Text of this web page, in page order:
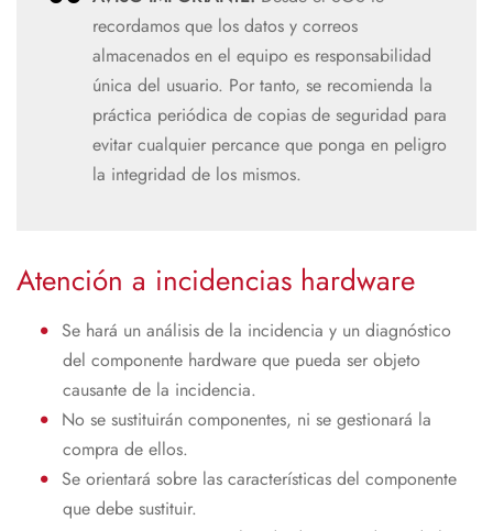
recordamos que los datos y correos
almacenados en el equipo es responsabilidad
única del usuario. Por tanto, se recomienda la
práctica periódica de copias de seguridad para
evitar cualquier percance que ponga en peligro
la integridad de los mismos.
Atención a incidencias hardware
Se hará un análisis de la incidencia y un diagnóstico
del componente hardware que pueda ser objeto
causante de la incidencia.
No se sustituirán componentes, ni se gestionará la
compra de ellos.
Se orientará sobre las características del componente
que debe sustituir.